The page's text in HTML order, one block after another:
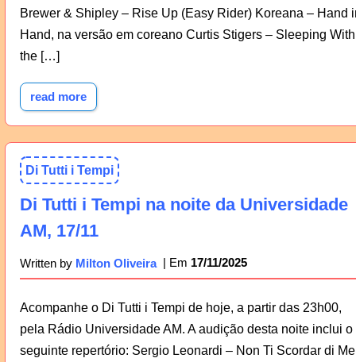
Brewer & Shipley – Rise Up (Easy Rider) Koreana – Hand
Hand, na versão em coreano Curtis Stigers – Sleeping With
the […]
read more
Di Tutti i Tempi
Di Tutti i Tempi na noite da Universidade
AM, 17/11
Written by Milton Oliveira 17/11/2025
Acompanhe o Di Tutti i Tempi de hoje, a partir das 23h00,
pela Rádio Universidade AM. A audição desta noite inclui o
seguinte repertório: Sergio Leonardi – Non Ti Scordar di Me